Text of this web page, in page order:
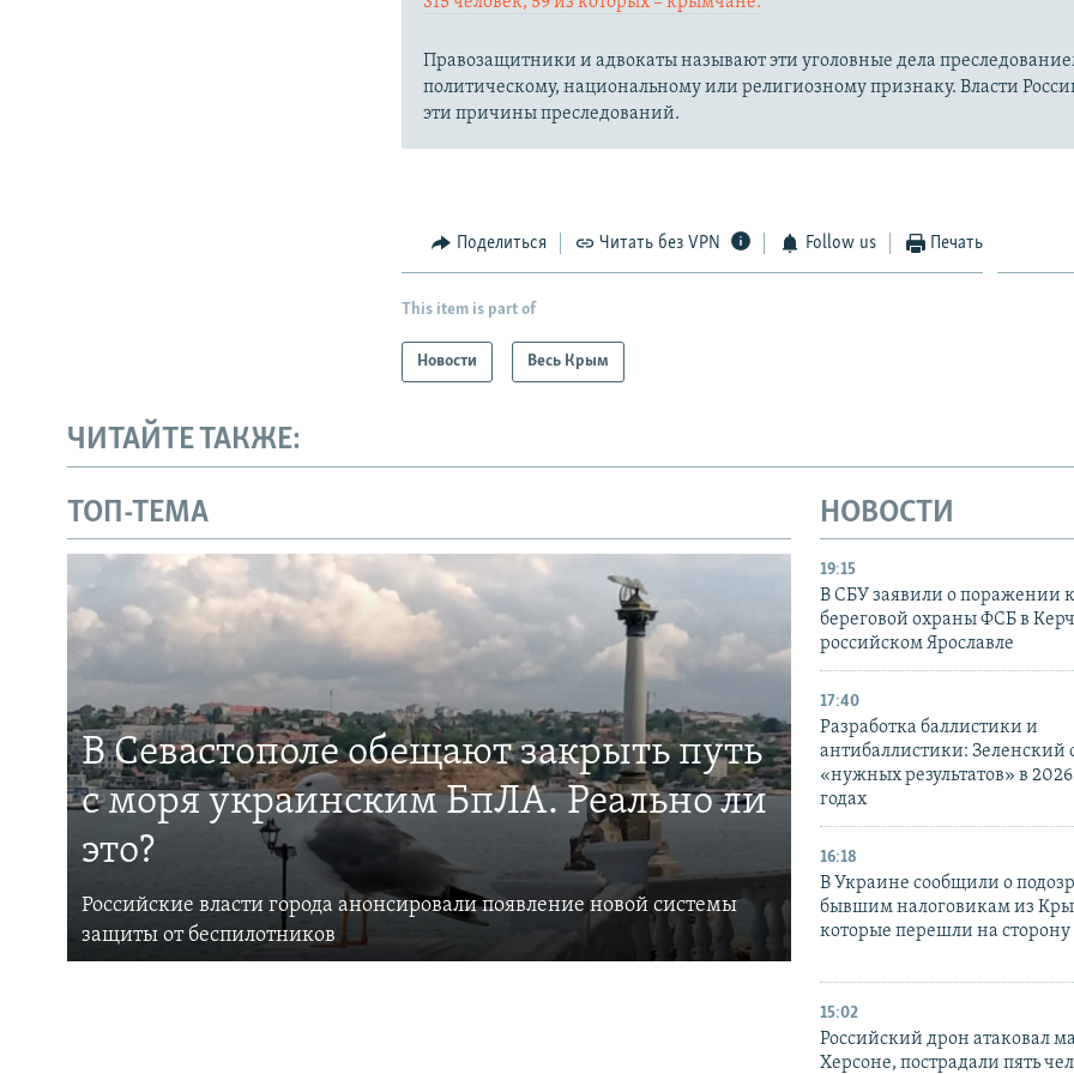
Правозащитники и адвокаты называют эти уголовные дела
политическому, национальному или религиозному признаку. Власти
эти причины преследований.
Поделиться Читать без VPN Follow us Печать
This item is part of
Новости Весь Крым
ЧИТАЙТЕ ТАКЖЕ:
ТОП-ТЕМА
В Севастополе обещают закрыть путь
с моря украинским БпЛА. Реально ли
это?
Российские власти города анонсировали появление новой системы
защиты от беспилотников
НОВОСТИ
19:15
В СБУ заявили о поражении
береговой охраны ФСБ в
российском Ярославле
17:40
Разработка баллистики и
антибаллистики: Зеленский
«нужных результатов» в
годах
16:18
В Украине сообщили о
бывшим налоговикам из
которые перешли на
15:02
Российский дрон атаковал
Херсоне, пострадали пять